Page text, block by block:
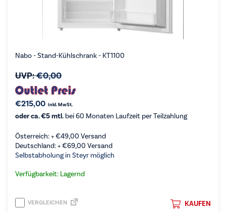
Nabo - Stand-Kühlschrank - KT1100
UVP:€0,00
€215,00 inkl. MwSt.
oder ca. €5 mtl. bei 60 Monaten Laufzeit per Teilzahlung
Österreich: +€49,00 Versand
Deutschland: +€69,00 Versand
Selbstabholung in Steyr möglich
Verfügbarkeit: Lagernd
KAUFEN
VERGLEICHEN